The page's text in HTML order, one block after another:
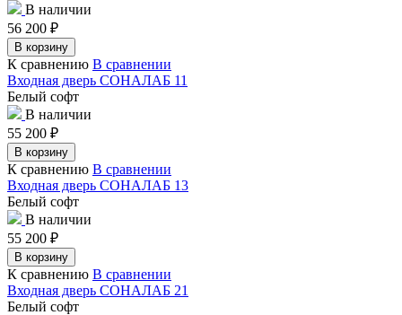
В наличии
56 200 ₽
В корзину
К сравнению В сравнении
Входная дверь СОНАЛАБ 11
Белый софт
В наличии
55 200 ₽
В корзину
К сравнению В сравнении
Входная дверь СОНАЛАБ 13
Белый софт
В наличии
55 200 ₽
В корзину
К сравнению В сравнении
Входная дверь СОНАЛАБ 21
Белый софт